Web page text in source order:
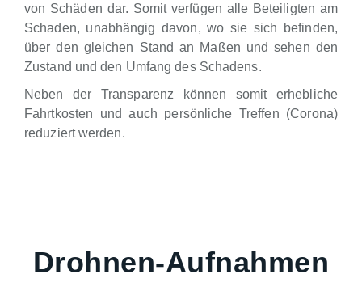
von Schäden dar. Somit verfügen alle Beteiligten am
Schaden, unabhängig davon, wo sie sich befinden,
über den gleichen Stand an Maßen und sehen den
Zustand und den Umfang des Schadens.
Neben der Transparenz können somit erhebliche
Fahrtkosten und auch persönliche Treffen (Corona)
reduziert werden.
Drohnen-Aufnahmen